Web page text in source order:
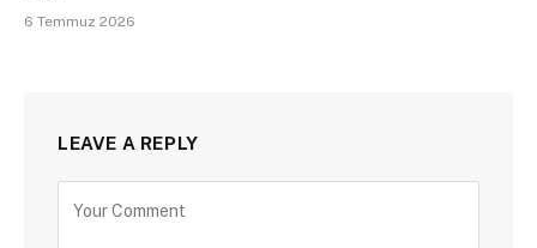
6 Temmuz 2026
LEAVE A REPLY